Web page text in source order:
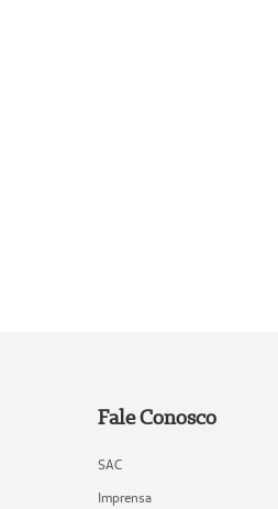
Fale Conosco
SAC
Imprensa